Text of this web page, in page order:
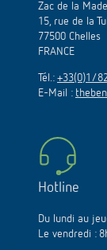
Zac de la
15, rue de la
77500 Chelles
FRANCE
Tél.: +33(0)1/
E-Mail :
Hotline
Du lundi au
Le vendredi :